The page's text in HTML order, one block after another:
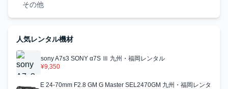
その他
人気レンタル機材
sony A7s3 SONY α7S Ⅲ 九州・福岡レンタル
¥9,350
E 24-70mm F2.8 GM G Master SEL2470GM 九州・福岡レンタ